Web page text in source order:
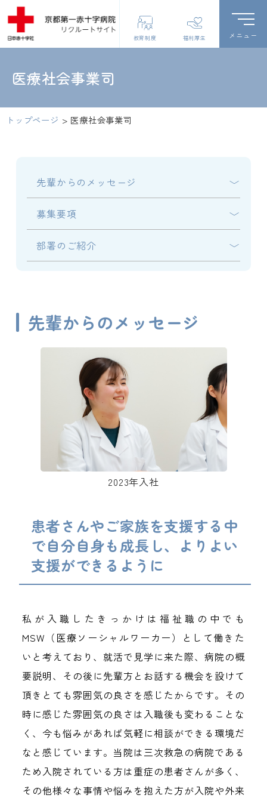
教育制度 福利厚生
医療社会事業司
トップページ > 医療社会事業司
先輩からのメッセージ
募集要項
部署のご紹介
先輩からのメッセージ
2023年入社
患者さんやご家族を支援する中
で自分自身も成長し、よりよい
支援ができるように
私が入職したきっかけは福祉職の中でも
MSW（医療ソーシャルワーカー）として働きた
いと考えており、就活で見学に来た際、病院の概
要説明、その後に先輩方とお話する機会を設けて
頂きとても雰囲気の良さを感じたからです。その
時に感じた雰囲気の良さは入職後も変わることな
く、今も悩みがあれば気軽に相談ができる環境だ
なと感じています。当院は三次救急の病院である
ため入院されている方は重症の患者さんが多く、
その他様々な事情や悩みを抱えた方が入院や外来